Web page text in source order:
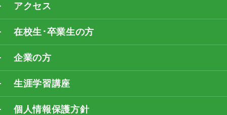
アクセス
在校生･卒業生の方
企業の方
生涯学習講座
個人情報保護方針